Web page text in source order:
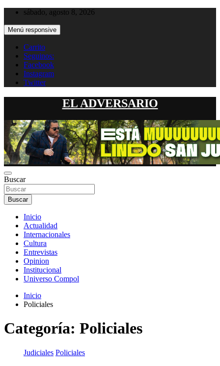
Saltar
contenido
sábado, agosto 8, 2026
Menú responsive
Carrito
Seguinos:
Facebook
Instagram
Twitter
EL ADVERSARIO
Buscar
Buscar
Inicio
Actualidad
Internacionales
Cultura
Entrevistas
Opinion
Institucional
Universo Compol
Inicio
Policiales
Categoría: Policiales
Judiciales Policiales